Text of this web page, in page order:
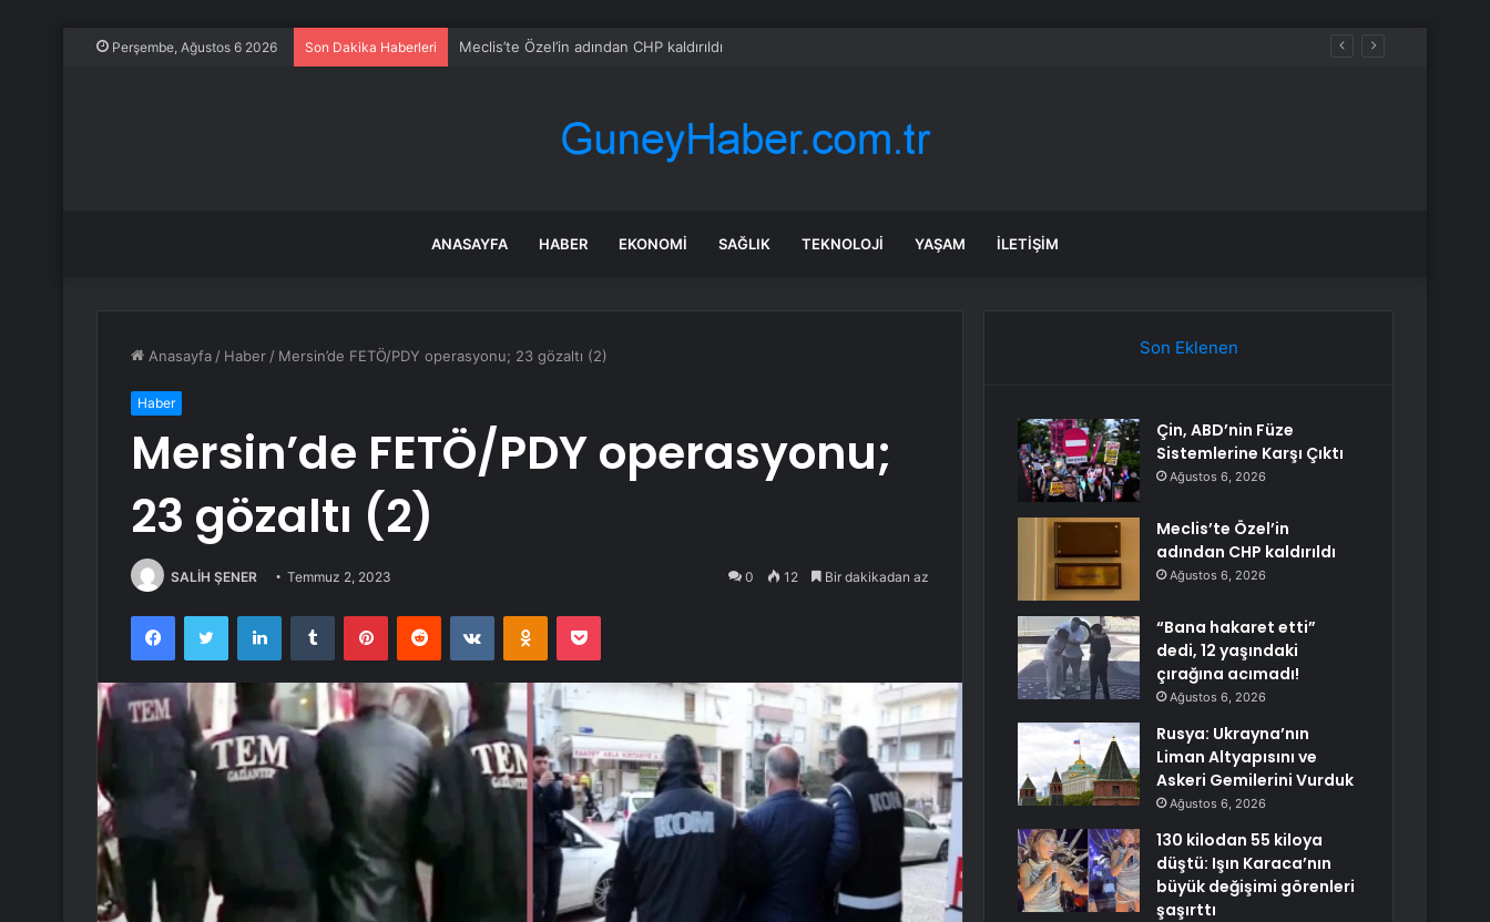
Perşembe, Ağustos 6 2026 Son Dakika Haberleri “Bana hakaret etti” dedi, 12 yaşındaki çırağına acımadı!
ANASAYFA HABER EKONOMI SAĞLIK TEKNOLOJI YAŞAM İLETIŞIM
Anasayfa / Haber / Mersin’de FETÖ/PDY operasyonu; 23 gözaltı (2)
Haber
Mersin’de FETÖ/PDY operasyonu;
23 gözaltı (2)
SALİH ŞENER Temmuz 2, 2023 0 12 Bir dakikadan az
FacebookTwitter LinkedInTumblr PinterestReddit VKontakteOdnoklassniki
Pocket
Son Eklenen
Çin, ABD’nin Füze
Sistemlerine Karşı Çıktı
Ağustos 6, 2026
Meclis’te Özel’in
adından CHP kaldırıldı
Ağustos 6, 2026
“Bana hakaret etti”
dedi, 12 yaşındaki
çırağına acımadı!
Ağustos 6, 2026
Rusya: Ukrayna’nın
Liman Altyapısını ve
Askeri Gemilerini Vurduk
Ağustos 6, 2026
130 kilodan 55 kiloya
düştü: Işın Karaca’nın
büyük değişimi görenleri
şaşırttı